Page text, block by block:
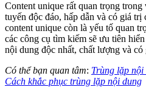
Content unique rất quan trọng
tuyến độc đáo, hấp dẫn và có giá
content unique còn là yếu tố quan
các công cụ tìm kiếm sẽ ưu tiên
nội dung độc nhất, chất lượng và
Có thể bạn quan tâm: Trùng lặp
Cách khắc phục trùng lặp nội dung